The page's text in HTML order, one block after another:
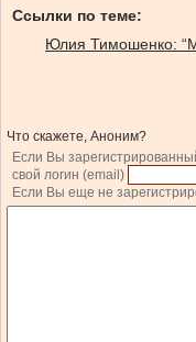
Ссылки по теме:
Юлия Тимошенко:
Что скажете, Аноним?
Если Вы
свой логин (email)
Если Вы еще не